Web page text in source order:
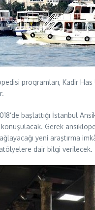
programları, Kadir
başlattığı İstanbul
Gerek
yeni araştırma
dair bilgi verilecek.